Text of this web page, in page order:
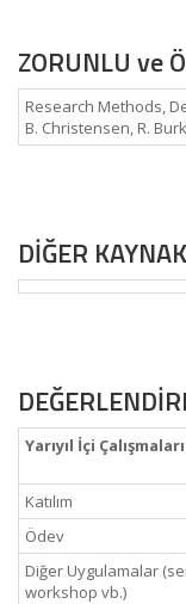
ZORUNLU ve
Research Methods,
B. Christensen, R.
DİĞER
Yarıyıl İçi Çalışmaları
Katılım
Ödev
Diğer Uygulamalar
workshop vb.)